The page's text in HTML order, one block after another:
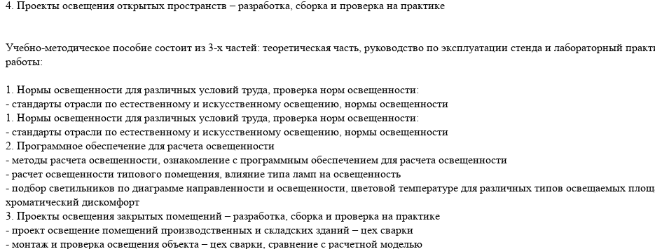
4. Проекты освещения открытых пространств – разработка, сборка и проверка на практике
Учебно-методическое пособие состоит из 3-х частей: теоретическая часть, руководство по эксплуатации стенда и лабораторный
работы:
1. Нормы освещенности для различных условий труда, проверка норм освещенности:
- стандарты отрасли по естественному и искусственному освещению, нормы освещенности
1. Нормы освещенности для различных условий труда, проверка норм освещенности:
- стандарты отрасли по естественному и искусственному освещению, нормы освещенности
2. Программное обеспечение для расчета освещенности
- методы расчета освещенности, ознакомление с программным обеспечением для расчета освещенности
- расчет освещенности типового помещения, влияние типа ламп на освещенность
- подбор светильников по диаграмме направленности и освещенности, цветовой температуре для различных типов освещаемых
хроматический дискомфорт
3. Проекты освещения закрытых помещений – разработка, сборка и проверка на практике
- проект освещение помещений производственных и складских зданий – цех сварки
- монтаж и проверка освещения объекта – цех сварки, сравнение с расчетной моделью